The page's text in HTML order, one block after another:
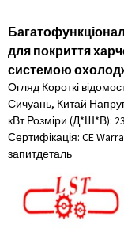
для покриття
системою
Огляд Короткі
Сичуань, Китай
кВт Розміри (Д*Ш*В):
Сертифікація: CE
запитдеталь